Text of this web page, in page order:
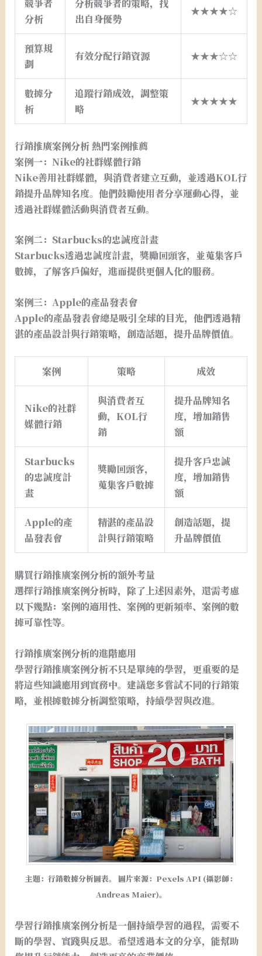
競爭者
分析
分析競爭者的策略，找
出自身優勢
★★★★☆
預算規
劃
有效分配行銷資源 ★★★☆☆
數據分
析
追蹤行銷成效，調整策
略
★★★★★
行銷推廣案例分析 熱門案例推薦
案例一：Nike的社群媒體行銷
Nike善用社群媒體，與消費者建立互動，並透過KOL行
銷提升品牌知名度。他們鼓勵使用者分享運動心得，並
透過社群媒體活動與消費者互動。
案例二：Starbucks的忠誠度計畫
Starbucks透過忠誠度計畫，獎勵回頭客，並蒐集客戶
數據，了解客戶偏好，進而提供更個人化的服務。
案例三：Apple的產品發表會
Apple的產品發表會總是吸引全球的目光，他們透過精
湛的產品設計與行銷策略，創造話題，提升品牌價值。
案例 策略 成效
Nike的社群
媒體行銷
與消費者互
動，KOL行
銷
提升品牌知名
度，增加銷售
額
Starbucks
的忠誠度計
畫
獎勵回頭客，
蒐集客戶數據
提升客戶忠誠
度，增加銷售
額
Apple的產
品發表會
精湛的產品設
計與行銷策略
創造話題，提
升品牌價值
購買行銷推廣案例分析的額外考量
選擇行銷推廣案例分析時，除了上述因素外，還需考慮
以下幾點：案例的適用性、案例的更新頻率、案例的數
據可靠性等。
行銷推廣案例分析的進階應用
學習行銷推廣案例分析不只是單純的學習，更重要的是
將這些知識應用到實務中。建議您多嘗試不同的行銷策
略，並根據數據分析調整策略，持續學習與改進。
主題：行銷數據分析圖表。 圖片來源：Pexels API (攝影師：
Andreas Maier)。
學習行銷推廣案例分析是一個持續學習的過程，需要不
斷的學習、實踐與反思。希望透過本文的分享，能幫助